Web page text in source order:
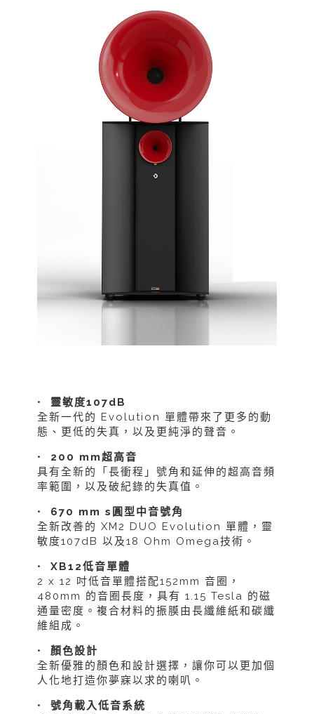
• 靈敏度107dB
全新一代的 Evolution 單體帶來了更多的動
態、更低的失真，以及更純淨的聲音。
• 200 mm超高音
具有全新的「長衝程」號角和延伸的超高音頻
率範圍，以及破紀錄的失真值。
• 670 mm s圓型中音號角
全新改善的 XM2 DUO Evolution 單體，靈
敏度107dB 以及18 Ohm Omega技術。
•
XB12低音單體
2 x 12 吋低音單體搭配152mm 音圈，
480mm 的音圈長度，具有 1.15 Tesla 的磁
通量密度。複合材料的振膜由長纖維紙和碳纖
維組成。
• 顏色設計
全新優雅的顏色和設計選擇，讓你可以更加個
人化地打造你夢寐以求的喇叭。
• 號角載入低音系統